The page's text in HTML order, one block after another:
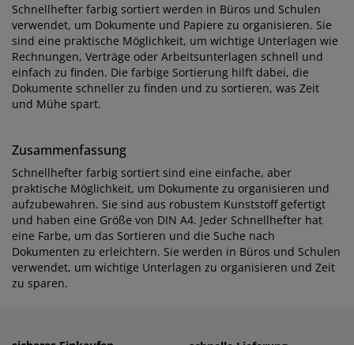
Schnellhefter farbig sortiert werden in Büros und Schulen
verwendet, um Dokumente und Papiere zu organisieren. Sie
sind eine praktische Möglichkeit, um wichtige Unterlagen wie
Rechnungen, Verträge oder Arbeitsunterlagen schnell und
einfach zu finden. Die farbige Sortierung hilft dabei, die
Dokumente schneller zu finden und zu sortieren, was Zeit
und Mühe spart.
Zusammenfassung
Schnellhefter farbig sortiert sind eine einfache, aber
praktische Möglichkeit, um Dokumente zu organisieren und
aufzubewahren. Sie sind aus robustem Kunststoff gefertigt
und haben eine Größe von DIN A4. Jeder Schnellhefter hat
eine Farbe, um das Sortieren und die Suche nach
Dokumenten zu erleichtern. Sie werden in Büros und Schulen
verwendet, um wichtige Unterlagen zu organisieren und Zeit
zu sparen.